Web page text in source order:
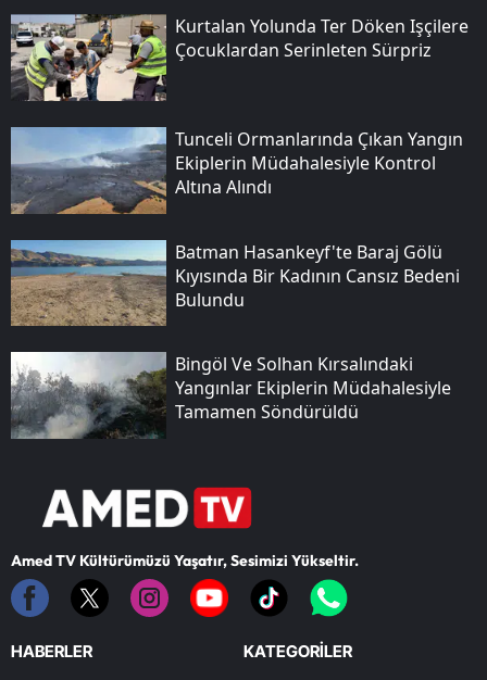
Kurtalan Yolunda Ter Döken Işçilere
Çocuklardan Serinleten Sürpriz
Tunceli Ormanlarında Çıkan Yangın
Ekiplerin Müdahalesiyle Kontrol
Altına Alındı
Batman Hasankeyf'te Baraj Gölü
Kıyısında Bir Kadının Cansız Bedeni
Bulundu
Bingöl Ve Solhan Kırsalındaki
Yangınlar Ekiplerin Müdahalesiyle
Tamamen Söndürüldü
Amed TV Kültürümüzü Yaşatır, Sesimizi Yükseltir.
HABERLER KATEGORİLER